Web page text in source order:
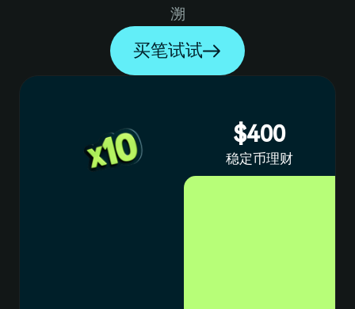
2 8
9
8
9
溯
买笔试试
$400
稳定币理财
1
2
3
4
5
8
9